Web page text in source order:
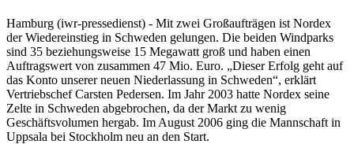
Hamburg (iwr-pressedienst) - Mit zwei Großaufträgen ist Nordex
der Wiedereinstieg in Schweden gelungen. Die beiden Windparks
sind 35 beziehungsweise 15 Megawatt groß und haben einen
Auftragswert von zusammen 47 Mio. Euro. „Dieser Erfolg geht auf
das Konto unserer neuen Niederlassung in Schweden“, erklärt
Vertriebschef Carsten Pedersen. Im Jahr 2003 hatte Nordex seine
Zelte in Schweden abgebrochen, da der Markt zu wenig
Geschäftsvolumen hergab. Im August 2006 ging die Mannschaft in
Uppsala bei Stockholm neu an den Start.